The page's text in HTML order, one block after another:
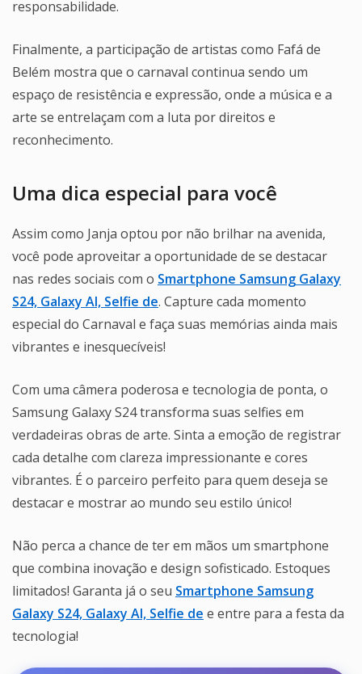
responsabilidade.
Finalmente, a participação de artistas como Fafá de
Belém mostra que o carnaval continua sendo um
espaço de resistência e expressão, onde a música e a
arte se entrelaçam com a luta por direitos e
reconhecimento.
Uma dica especial para você
Assim como Janja optou por não brilhar na avenida,
você pode aproveitar a oportunidade de se destacar
nas redes sociais com o Smartphone Samsung Galaxy
S24, Galaxy AI, Selfie de. Capture cada momento
especial do Carnaval e faça suas memórias ainda mais
vibrantes e inesquecíveis!
Com uma câmera poderosa e tecnologia de ponta, o
Samsung Galaxy S24 transforma suas selfies em
verdadeiras obras de arte. Sinta a emoção de registrar
cada detalhe com clareza impressionante e cores
vibrantes. É o parceiro perfeito para quem deseja se
destacar e mostrar ao mundo seu estilo único!
Não perca a chance de ter em mãos um smartphone
que combina inovação e design sofisticado. Estoques
limitados! Garanta já o seu Smartphone Samsung
Galaxy S24, Galaxy AI, Selfie de e entre para a festa da
tecnologia!